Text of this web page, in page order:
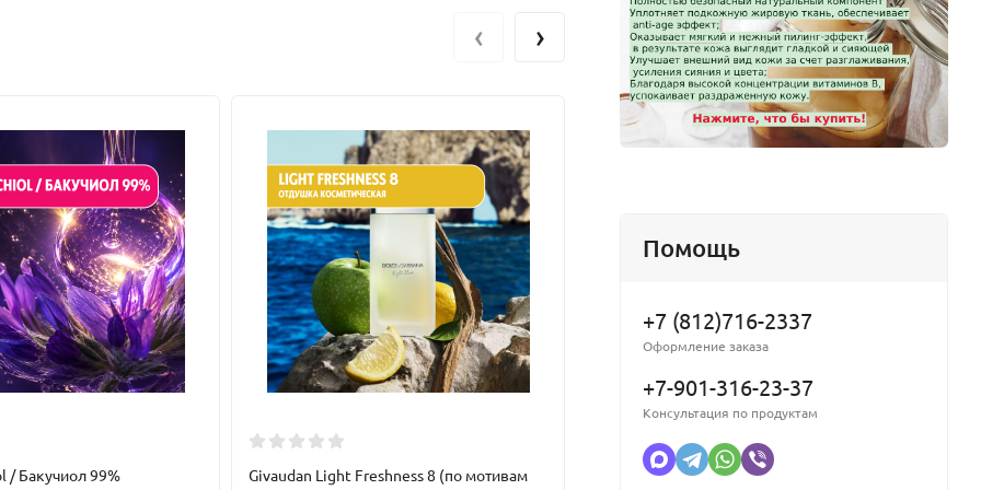
не оставляет следов. Масло идеально подходит для ухода за возрастной и
старение, разглаживает кожу и регулирует водно-липидный баланс
/ Бакучиол 99%
Givaudan Light Freshness 8 (по мотивам
СО2 экстракт Воробейника
‹ ›
Помощь
+7 (812)716-2337
Оформление заказа
+7-901-316-23-37
Консультация по продуктам